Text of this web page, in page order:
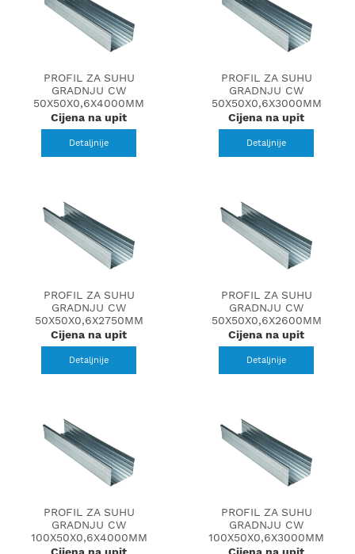
PROFIL ZA SUHU
GRADNJU CW
50X50X0,6X4000MM
Cijena na upit
Detaljnije
PROFIL ZA SUHU
GRADNJU CW
50X50X0,6X3000MM
Cijena na upit
Detaljnije
PROFIL ZA SUHU
GRADNJU CW
50X50X0,6X2750MM
Cijena na upit
Detaljnije
PROFIL ZA SUHU
GRADNJU CW
50X50X0,6X2600MM
Cijena na upit
Detaljnije
PROFIL ZA SUHU
GRADNJU CW
100X50X0,6X4000MM
Cijena na upit
PROFIL ZA SUHU
GRADNJU CW
100X50X0,6X3000MM
Cijena na upit